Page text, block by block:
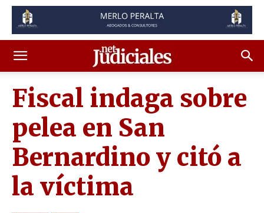
Fiscal indaga sobre
pelea en San
Bernardino y citó a
la víctima